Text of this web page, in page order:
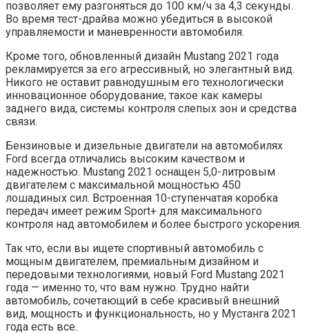
позволяет ему разгоняться до 100 км/ч за 4,3 секунды.
Во время тест-драйва можно убедиться в высокой
управляемости и маневренности автомобиля.
Кроме того, обновленный дизайн Mustang 2021 года
рекламируется за его агрессивный, но элегантный вид.
Никого не оставит равнодушным его технологически
инновационное оборудование, такое как камеры
заднего вида, системы контроля слепых зон и средства
связи.
Бензиновые и дизельные двигатели на автомобилях
Ford всегда отличались высоким качеством и
надежностью. Mustang 2021 оснащен 5,0-литровым
двигателем с максимальной мощностью 450
лошадиных сил. Встроенная 10-ступенчатая коробка
передач имеет режим Sport+ для максимального
контроля над автомобилем и более быстрого ускорения.
Так что, если вы ищете спортивный автомобиль с
мощным двигателем, премиальным дизайном и
передовыми технологиями, новый Ford Mustang 2021
года — именно то, что вам нужно. Трудно найти
автомобиль, сочетающий в себе красивый внешний
вид, мощность и функциональность, но у Мустанга 2021
года есть все.